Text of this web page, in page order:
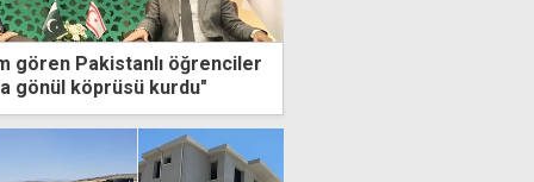
gören Pakistanlı öğrenciler
gönül köprüsü kurdu"